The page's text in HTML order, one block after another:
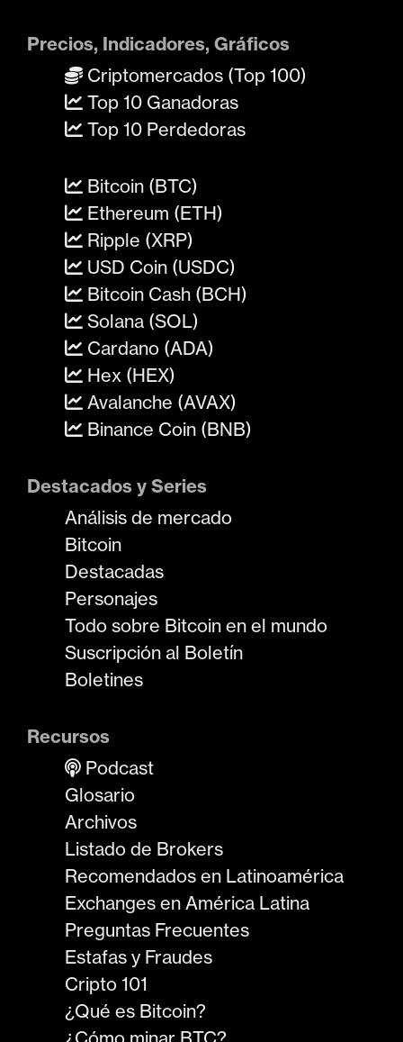
Precios, Indicadores, Gráficos
Criptomercados (Top 100)
Top 10 Ganadoras
Top 10 Perdedoras
Bitcoin (BTC)
Ethereum (ETH)
Ripple (XRP)
USD Coin (USDC)
Bitcoin Cash (BCH)
Solana (SOL)
Cardano (ADA)
Hex (HEX)
Avalanche (AVAX)
Binance Coin (BNB)
Destacados y Series
Análisis de mercado
Bitcoin
Destacadas
Personajes
Todo sobre Bitcoin en el mundo
Suscripción al Boletín
Boletines
Recursos
Podcast
Glosario
Archivos
Listado de Brokers
Recomendados en Latinoamérica
Exchanges en América Latina
Preguntas Frecuentes
Estafas y Fraudes
Cripto 101
¿Qué es Bitcoin?